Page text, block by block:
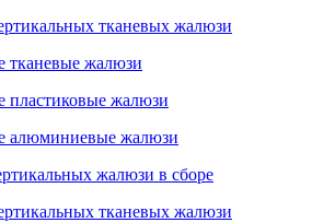
тканевых жалюзи
тканевые жалюзи
пластиковые жалюзи
алюминиевые жалюзи
жалюзи в сборе
тканевых жалюзи